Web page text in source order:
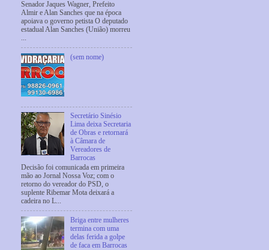
Senador Jaques Wagner, Prefeito
Almir e Alan Sanches que na época
apoiava o governo petista O deputado
estadual Alan Sanches (União) morreu
...
(sem nome)
Secretário Sinésio
Lima deixa Secretaria
de Obras e retornará
à Câmara de
Vereadores de
Barrocas
Decisão foi comunicada em primeira
mão ao Jornal Nossa Voz; com o
retorno do vereador do PSD, o
suplente Ribemar Mota deixará a
cadeira no L...
Briga entre mulheres
termina com uma
delas ferida a golpe
de faca em Barrocas